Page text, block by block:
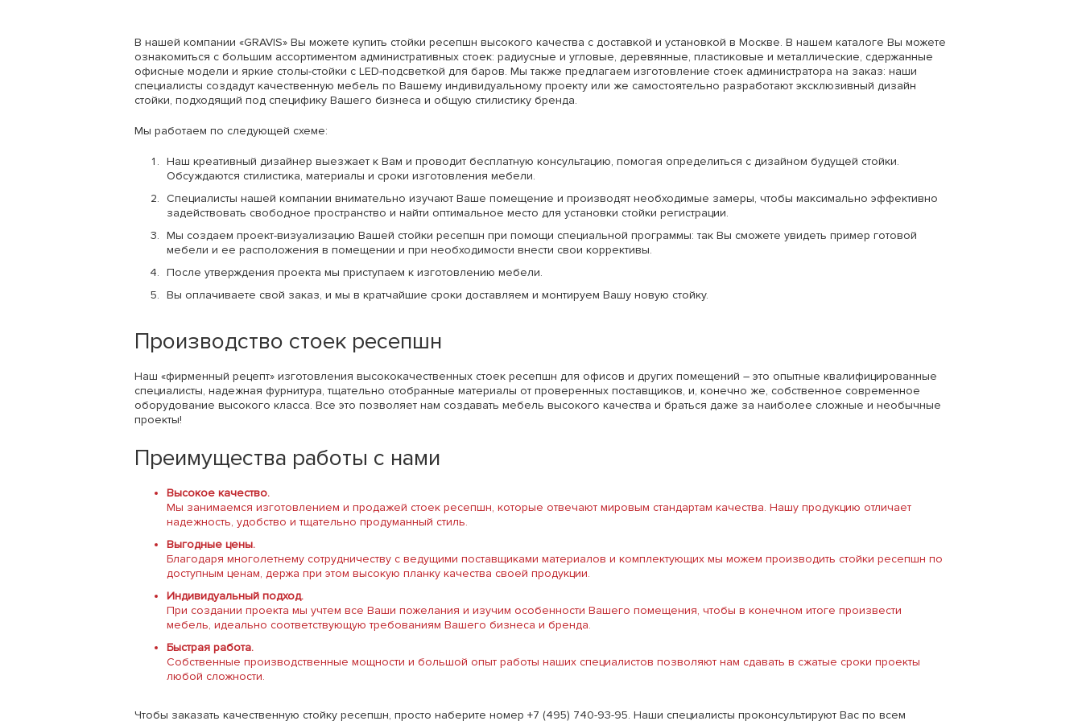
В нашей компании «GRAVIS» Вы можете купить стойки ресепшн высокого качества с доставкой и установкой в Москве. В нашем каталоге Вы можете
ознакомиться с большим ассортиментом административных стоек: радиусные и угловые, деревянные, пластиковые и металлические, сдержанные
офисные модели и яркие столы-стойки с LED-подсветкой для баров. Мы также предлагаем изготовление стоек администратора на заказ: наши
специалисты создадут качественную мебель по Вашему индивидуальному проекту или же самостоятельно разработают эксклюзивный дизайн
стойки, подходящий под специфику Вашего бизнеса и общую стилистику бренда.
Мы работаем по следующей схеме:
Наш креативный дизайнер выезжает к Вам и проводит бесплатную консультацию, помогая определиться с дизайном будущей стойки.
Обсуждаются стилистика, материалы и сроки изготовления мебели.
Специалисты нашей компании внимательно изучают Ваше помещение и производят необходимые замеры, чтобы максимально эффективно
задействовать свободное пространство и найти оптимальное место для установки стойки регистрации.
Мы создаем проект-визуализацию Вашей стойки ресепшн при помощи специальной программы: так Вы сможете увидеть пример готовой
мебели и ее расположения в помещении и при необходимости внести свои коррективы.
После утверждения проекта мы приступаем к изготовлению мебели.
Вы оплачиваете свой заказ, и мы в кратчайшие сроки доставляем и монтируем Вашу новую стойку.
Производство стоек ресепшн
Наш «фирменный рецепт» изготовления высококачественных стоек ресепшн для офисов и других помещений – это опытные квалифицированные
специалисты, надежная фурнитура, тщательно отобранные материалы от проверенных поставщиков, и, конечно же, собственное современное
оборудование высокого класса. Все это позволяет нам создавать мебель высокого качества и браться даже за наиболее сложные и необычные
проекты!
Преимущества работы с нами
Высокое качество.
Мы занимаемся изготовлением и продажей стоек ресепшн, которые отвечают мировым стандартам качества. Нашу продукцию отличает
надежность, удобство и тщательно продуманный стиль.
Выгодные цены.
Благодаря многолетнему сотрудничеству с ведущими поставщиками материалов и комплектующих мы можем производить стойки ресепшн по
доступным ценам, держа при этом высокую планку качества своей продукции.
Индивидуальный подход.
При создании проекта мы учтем все Ваши пожелания и изучим особенности Вашего помещения, чтобы в конечном итоге произвести
мебель, идеально соответствующую требованиям Вашего бизнеса и бренда.
Быстрая работа.
Собственные производственные мощности и большой опыт работы наших специалистов позволяют нам сдавать в сжатые сроки проекты
любой сложности.
Чтобы заказать качественную стойку ресепшн, просто наберите номер +7 (495) 740-93-95. Наши специалисты проконсультируют Вас по всем